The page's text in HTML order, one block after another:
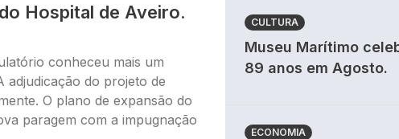
Hospital de Aveiro.
conheceu mais um
adjudicação do projeto de
O plano de expansão do
paragem com a impugnação
CULTURA
Museu Marítimo
89 anos em Agosto.
ECONOMIA